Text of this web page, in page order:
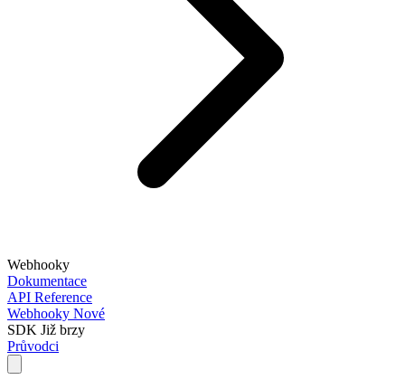
Webhooky
Dokumentace
API Reference
Webhooky Nové
SDK Již brzy
Průvodci